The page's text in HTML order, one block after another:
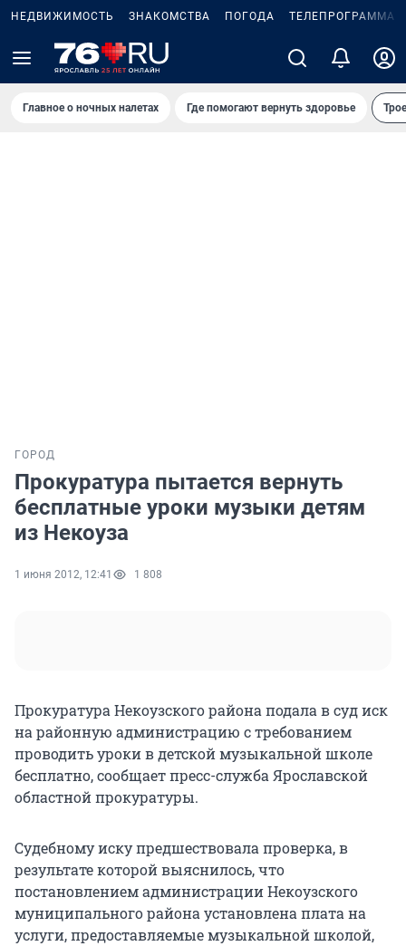
НЕДВИЖИМОСТЬ ЗНАКОМСТВА ПОГОДА ТЕЛЕПРОГРАММА
Главное о ночных налетах Где помогают вернуть здоровье
ГОРОД
Прокуратура пытается вернуть
бесплатные уроки музыки детям
из Некоуза
1 июня 2012, 12:41 1 808
Прокуратура Некоузского района подала в суд иск
на районную администрацию с требованием
проводить уроки в детской музыкальной школе
бесплатно, сообщает пресс-служба Ярославской
областной прокуратуры.
Судебному иску предшествовала проверка, в
результате которой выяснилось, что
постановлением администрации Некоузского
муниципального района установлена плата на
услуги, предоставляемые музыкальной школой,